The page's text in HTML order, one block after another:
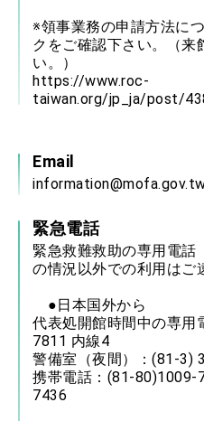
※領事業務の申請方法に
クをご確認下さい。（来
い。）
https://www.roc-
taiwan.org/jp_ja/post/
Email
緊急電話
緊急救難救助の専用電話
の情況以外での利用はご
●日本国外から
代表処開館時間中の専用
7811 内線4
警備室（夜間）：(81-3)
携帯電話：(81-80)1009-
7436